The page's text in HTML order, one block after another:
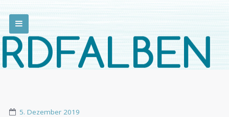
5. Dezember 2019